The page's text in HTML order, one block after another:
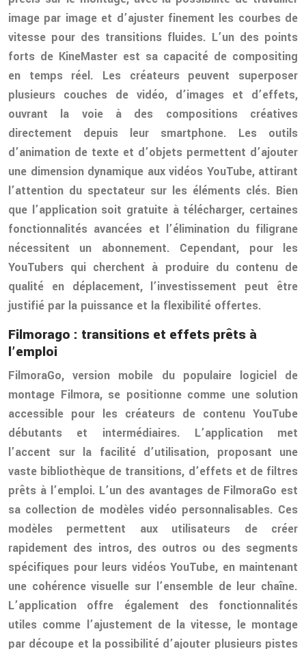
image par image et d’ajuster finement les courbes de
vitesse pour des transitions fluides. L’un des points
forts de KineMaster est sa capacité de compositing
en temps réel. Les créateurs peuvent superposer
plusieurs couches de vidéo, d’images et d’effets,
ouvrant la voie à des compositions créatives
directement depuis leur smartphone. Les outils
d’animation de texte et d’objets permettent d’ajouter
une dimension dynamique aux vidéos YouTube, attirant
l’attention du spectateur sur les éléments clés. Bien
que l’application soit gratuite à télécharger, certaines
fonctionnalités avancées et l’élimination du filigrane
nécessitent un abonnement. Cependant, pour les
YouTubers qui cherchent à produire du contenu de
qualité en déplacement, l’investissement peut être
justifié par la puissance et la flexibilité offertes.
Filmorago : transitions et effets prêts à
l’emploi
FilmoraGo, version mobile du populaire logiciel de
montage Filmora, se positionne comme une solution
accessible pour les créateurs de contenu YouTube
débutants et intermédiaires. L’application met
l’accent sur la facilité d’utilisation, proposant une
vaste bibliothèque de transitions, d’effets et de filtres
prêts à l’emploi. L’un des avantages de FilmoraGo est
sa collection de modèles vidéo personnalisables. Ces
modèles permettent aux utilisateurs de créer
rapidement des intros, des outros ou des segments
spécifiques pour leurs vidéos YouTube, en maintenant
une cohérence visuelle sur l’ensemble de leur chaîne.
L’application offre également des fonctionnalités
utiles comme l’ajustement de la vitesse, le montage
par découpe et la possibilité d’ajouter plusieurs pistes